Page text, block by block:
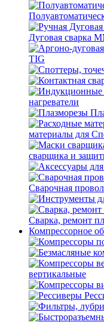
Дуговая сварка
TIG
нагреватели
материалы для
сварщика и
Сварочная
Сварка, ремонт
Компрессорное
вертикальные